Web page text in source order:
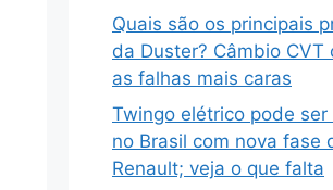
Quais são os principais
da Duster? Câmbio CVT
as falhas mais caras
Twingo elétrico pode ser
no Brasil com nova fase
Renault; veja o que falta